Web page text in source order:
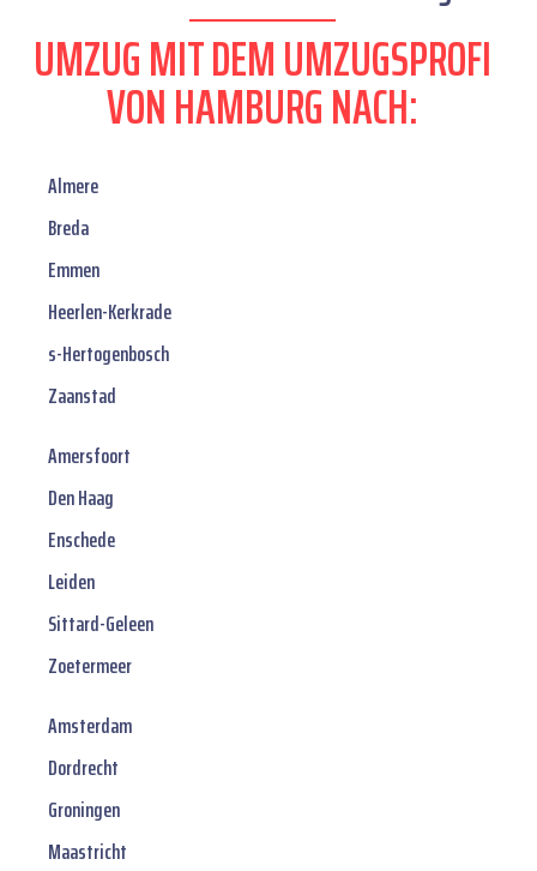
UMZUG MIT DEM UMZUGSPROFI
VON HAMBURG NACH:
Almere
Breda
Emmen
Heerlen-Kerkrade
s-Hertogenbosch
Zaanstad
Amersfoort
Den Haag
Enschede
Leiden
Sittard-Geleen
Zoetermeer
Amsterdam
Dordrecht
Groningen
Maastricht